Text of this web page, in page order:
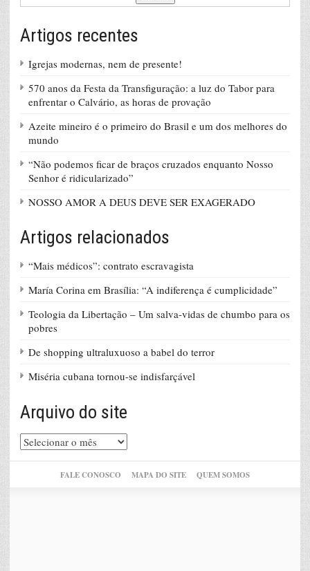
Artigos recentes
Igrejas modernas, nem de presente!
570 anos da Festa da Transfiguração: a luz do Tabor para
enfrentar o Calvário, as horas de provação
Azeite mineiro é o primeiro do Brasil e um dos melhores do
mundo
“Não podemos ficar de braços cruzados enquanto Nosso
Senhor é ridicularizado”
NOSSO AMOR A DEUS DEVE SER EXAGERADO
Artigos relacionados
“Mais médicos”: contrato escravagista
María Corina em Brasília: “A indiferença é cumplicidade”
Teologia da Libertação – Um salva-vidas de chumbo para os
pobres
De shopping ultraluxuoso a babel do terror
Miséria cubana tornou-se indisfarçável
Arquivo do site
Arquivo
do
FALE CONOSCO MAPA DO SITE QUEM SOMOS